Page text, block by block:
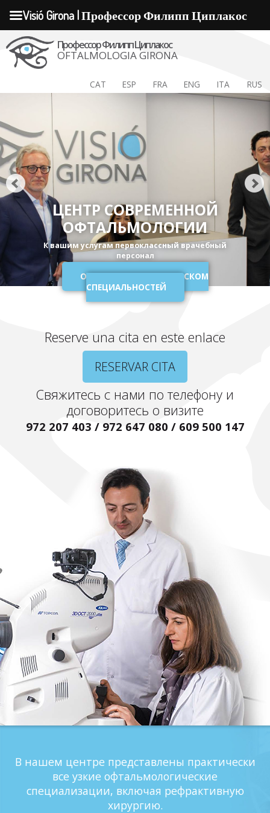
Профессор Филипп Циплакос
OFTALMOLOGIA GIRONA
RUS
ITA
ENG
FRA
ESP
CAT
ЦЕНТР СОВРЕМЕННОЙ
ОФТАЛЬМОЛОГИИ
К вашим услугам первоклассный врачебный
персонал
ОЗНАКОМЬТЕСЬ СО СПИСКОМ
СПЕЦИАЛЬНОСТЕЙ
Reserve una cita en este enlace
RESERVAR CITA
Свяжитесь с нами по телефону и
договоритесь о визите
972 207 403 / 972 647 080 / 609 500 147
В нашем центре представлены практически
все узкие офтальмологические
специализации, включая рефрактивную
хирургию.
Visió Girona | Профессор Филипп Циплакос